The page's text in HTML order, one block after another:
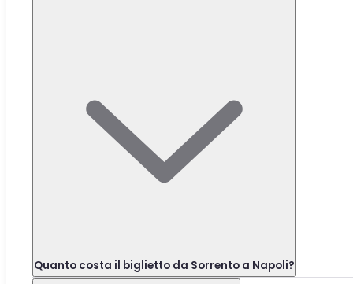
Quanto costa il biglietto da Sorrento a Napoli?